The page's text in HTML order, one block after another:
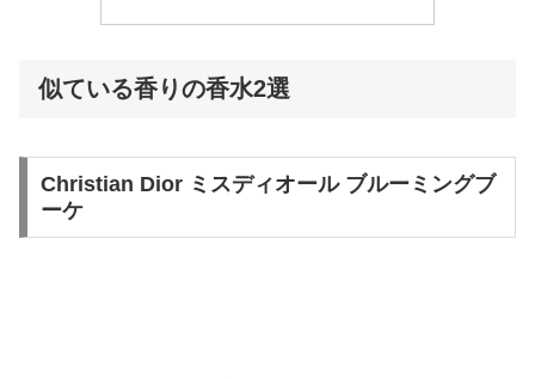
似ている香りの香水2選
Christian Dior ミスディオール ブルーミングブ
ーケ